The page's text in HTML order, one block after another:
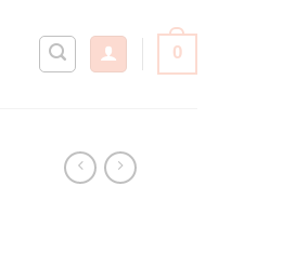
0